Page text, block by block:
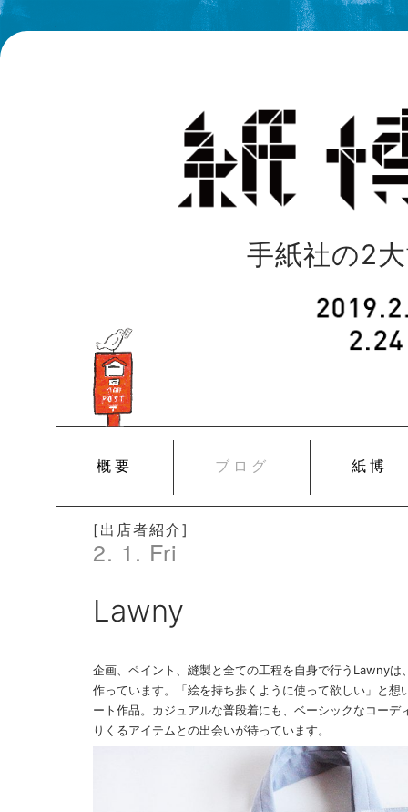
手紙社の2
CONTENT
概要 ブログ 紙博
[出店者紹介]
2. 1. Fri
Lawny
企画、ペイント、縫製と全ての工程を自身で行うLawny
作っています。「絵を持ち歩くように使って欲しい」と
ート作品。カジュアルな普段着にも、ベーシックなコー
りくるアイテムとの出会いが待っています。